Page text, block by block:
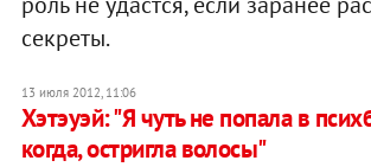
секреты.
13 июля 2012, 11:06
Хэтэуэй: "Я чуть не попала в
когда, остригла волосы"